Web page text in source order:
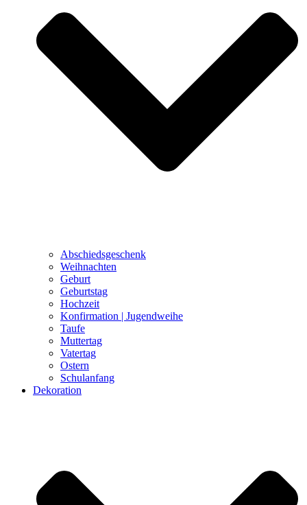
Abschiedsgeschenk
Weihnachten
Geburt
Geburtstag
Hochzeit
Konfirmation | Jugendweihe
Taufe
Muttertag
Vatertag
Ostern
Schulanfang
Dekoration